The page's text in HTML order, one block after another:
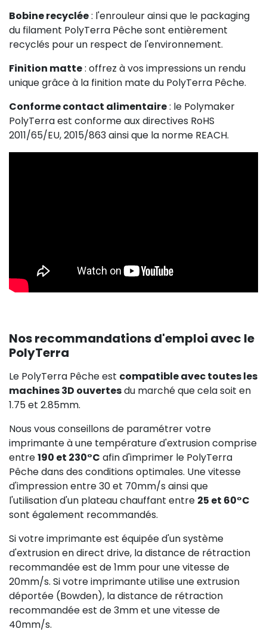
Bobine recyclée: l'enrouleur ainsi que le packaging
du filament PolyTerra Pêche sont entièrement
recyclés pour un respect de l'environnement.
Finition matte: offrez à vos impressions un rendu
unique grâce à la finition mate du PolyTerra Pêche.
Conforme contact alimentaire: le Polymaker
PolyTerra est conforme aux directives RoHS
2011/65/EU, 2015/863 ainsi que la norme REACH.
Nos recommandations d'emploi avec le
PolyTerra
Le PolyTerra Pêche est compatible avec toutes les
machines 3D ouvertesdu marché que cela soit en
1.75 et 2.85mm.
Nous vous conseillons de paramétrer votre
imprimante à une température d'extrusion comprise
entre190 et 230°C afin d'imprimer le PolyTerra
Pêche dans des conditions optimales. Une vitesse
d'impression entre 30 et 70mm/s ainsi que
l'utilisation d'un plateau chauffant entre 25 et 60°C
sont également recommandés.
Si votre imprimante est équipée d'un système
d'extrusion en direct drive, la distance de rétraction
recommandée est de 1mm pour une vitesse de
20mm/s. Si votre imprimante utilise une extrusion
déportée (Bowden), la distance de rétraction
recommandée est de 3mm et une vitesse de
40mm/s.